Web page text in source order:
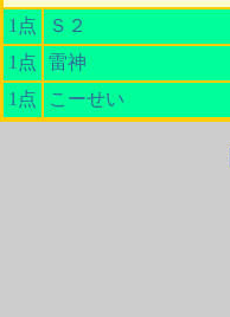
1点
Ｓ２
1点
雷神
1点
こーせい